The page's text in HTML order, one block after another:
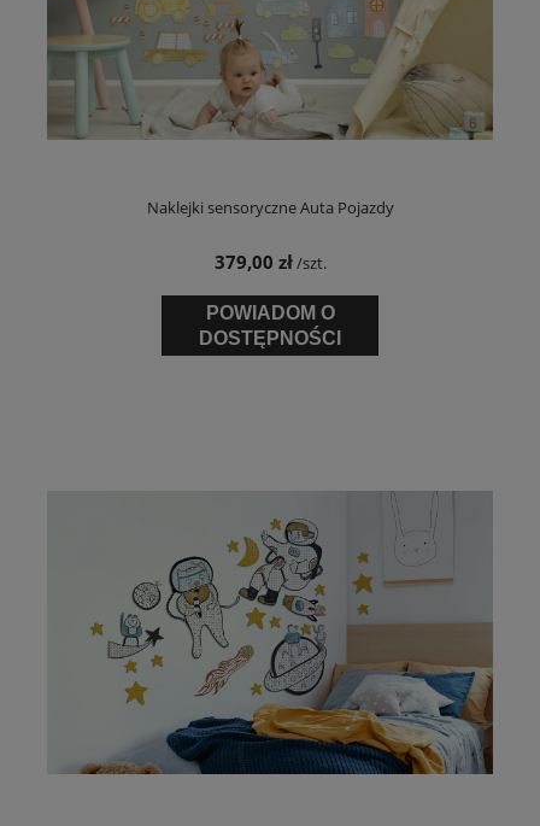
Naklejki sensoryczne Auta Pojazdy
379,00 zł/szt.
POWIADOM O
DOSTĘPNOŚCI